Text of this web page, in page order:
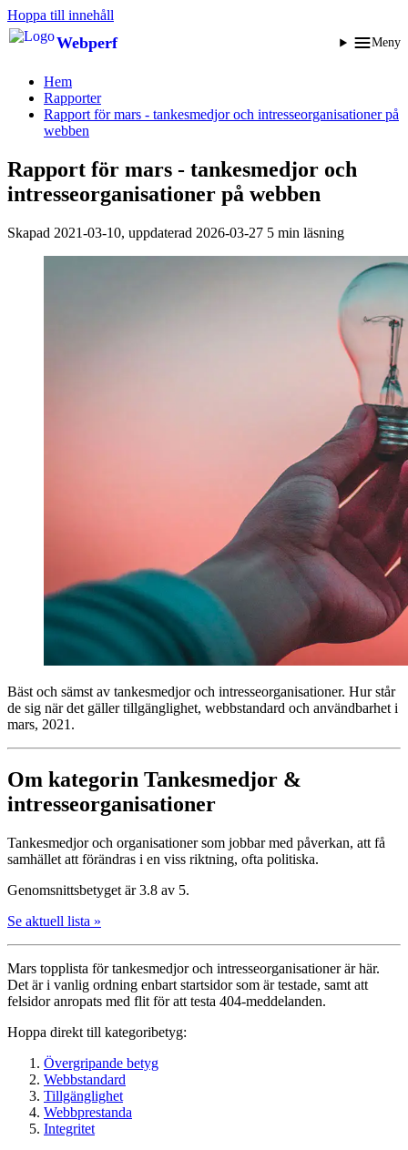
Hoppa till innehåll
Webperf Meny
Hem
Rapporter
Rapport för mars - tankesmedjor och intresse­organisationer på
webben
Rapport för mars - tankesmedjor och
intresse­organisationer på webben
Skapad 2021-03-10, uppdaterad 2026-03-27 5 min läsning
Bäst och sämst av tankesmedjor och intresse­organisationer. Hur står
de sig när det gäller tillgänglighet, webbstandard och användbarhet i
mars, 2021.
Om kategorin Tankesmedjor &
intresseorganisationer
Tankesmedjor och organisationer som jobbar med påverkan, att få
samhället att förändras i en viss riktning, ofta politiska.
Genomsnittsbetyget är 3.8 av 5.
Se aktuell lista »
Mars topplista för tankesmedjor och intresse­organisationer är här.
Det är i vanlig ordning enbart startsidor som är testade, samt att
felsidor anropats med flit för att testa 404-meddelanden.
Hoppa direkt till kategoribetyg:
Övergripande betyg
Webbstandard
Tillgänglighet
Webbprestanda
Integritet